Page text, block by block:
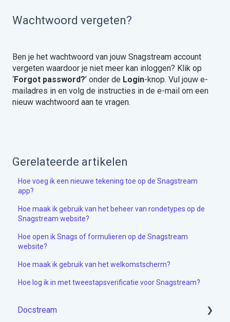
Wachtwoord vergeten?
Ben je het wachtwoord van jouw Snagstream account
vergeten waardoor je niet meer kan inloggen? Klik op
‘Forgot password?’ onder de Login-knop. Vul jouw e-
mailadres in en volg de instructies in de e-mail om een
nieuw wachtwoord aan te vragen.
Gerelateerde artikelen
Hoe voeg ik een nieuwe tekening toe op de Snagstream
app?
Hoe maak ik gebruik van het beheer van rondetypes op de
Snagstream website?
Hoe open ik Snags of formulieren op de Snagstream
website?
Hoe maak ik gebruik van het welkomstscherm?
Hoe log ik in met tweestapsverificatie voor Snagstream?
Docstream